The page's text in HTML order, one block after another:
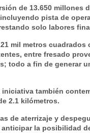
n tir
de 13.650 millones
pista de
solo labores
mil metros
entre fresado
todo a fin de generar
también
2.1 kilómetros.
de aterrizaje y
la posibilidad